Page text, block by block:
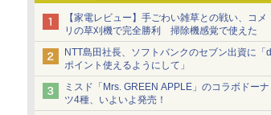
【家電レビュー】手ごわい雑草との戦い、コメ
リの草刈機で完全勝利 掃除機感覚で使えた
NTT島田社長、ソフトバンクのセブン出資に「d
ポイント使えるようにして」
ミスド「Mrs. GREEN APPLE」のコラボドーナ
ツ4種、いよいよ発売！